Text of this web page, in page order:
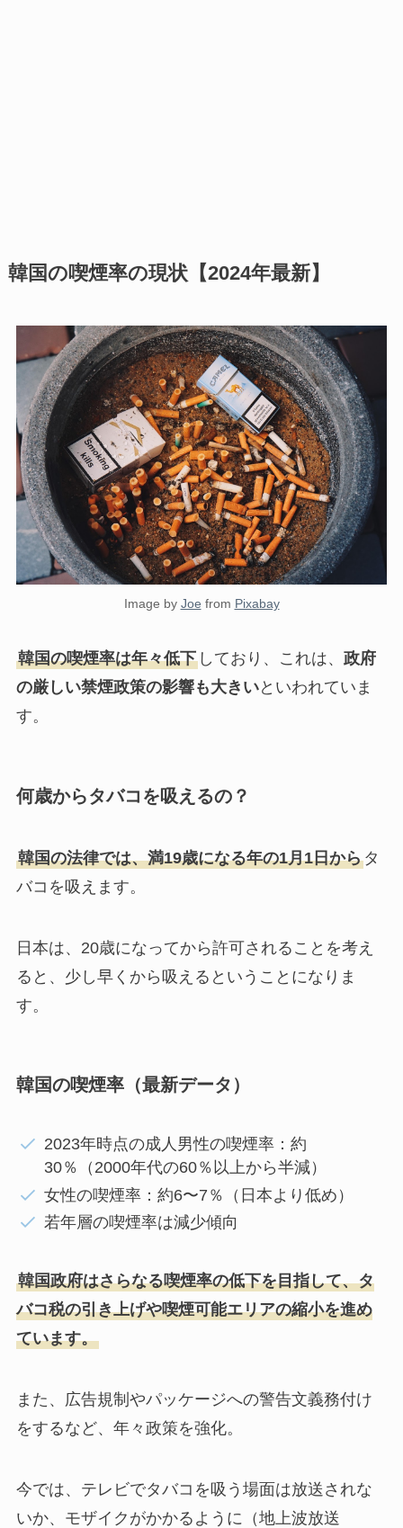
韓国の喫煙率の現状【2024年最新】
Image by Joe from Pixabay
韓国の喫煙率は年々低下しており、これは、 政府
の厳しい禁煙政策の影響も大きいといわれていま
す。
何歳からタバコを吸えるの？
韓国の法律では、満19歳になる年の1月1日からタ
バコを吸えます。
日本は、20歳になってから許可されることを考え
ると、少し早くから吸えるということになりま
す。
韓国の喫煙率（最新データ）
2023年時点の成人男性の喫煙率：約
30％（2000年代の60％以上から半減）
女性の喫煙率：約6〜7％（日本より低め）
若年層の喫煙率は減少傾向
韓国政府はさらなる喫煙率の低下を目指して、タ
バコ税の引き上げや喫煙可能エリアの縮小を進め
ています。
また、広告規制やパッケージへの警告文義務付け
をするなど、年々政策を強化。
今では、テレビでタバコを吸う場面は放送されな
いか、モザイクがかかるように（地上波放送